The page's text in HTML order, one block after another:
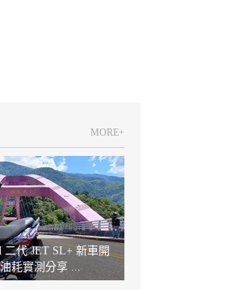
MORE+
二代 JET SL+ 新車開
耗實測分享 ...